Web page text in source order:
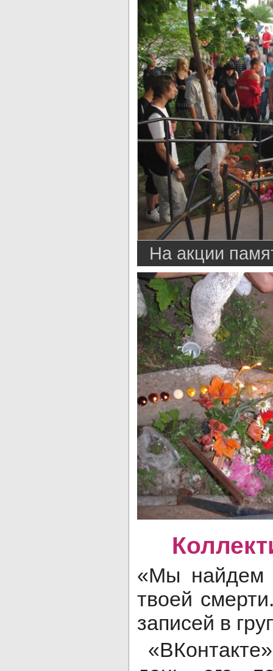
На акции
«Мы найдем
твоей
записей в